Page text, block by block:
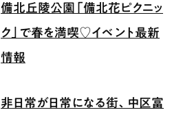
備北丘陵公園「備北花ピクニッ
ク」で春を満喫♡イベント最新
情報
非日常が日常になる街、中区富